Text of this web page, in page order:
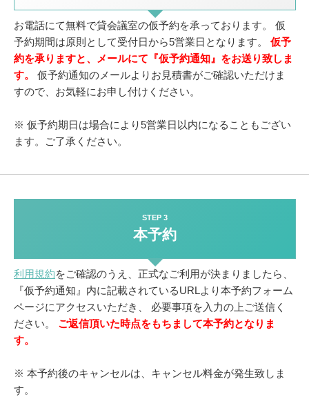
お電話にて無料で貸会議室の仮予約を承っております。
仮
予約期間は原則として受付日から5営業日となります。
仮予
約を承りますと、メールにて『仮予約通知』をお送り致しま
す。
仮予約通知のメールよりお見積書がご確認いただけま
すので、お気軽にお申し付けください。
※ 仮予約期日は場合により5営業日以内になることもござい
ます。ご了承ください。
STEP 3
本予約
利用規約をご確認のうえ、正式なご利用が決まりましたら、
『仮予約通知』内に記載されているURLより本予約フォーム
ページにアクセスいただき、
必要事項を入力の上ご送信く
ださい。
ご返信頂いた時点をもちまして本予約となりま
す。
※ 本予約後のキャンセルは、キャンセル料金が発生致しま
す。